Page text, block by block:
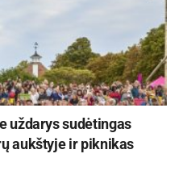
didžiuojamės bei
„Bibliotekos pažangai
uždarys sudėtingas
aukštyje ir piknikas